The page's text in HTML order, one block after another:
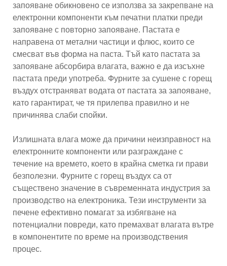
запояване обикновено се използва за закрепване на
електронни компоненти към печатни платки преди
запояване с повторно запояване. Пастата е
направена от метални частици и флюс, които се
смесват във форма на паста. Тъй като пастата за
запояване абсорбира влагата, важно е да изсъхне
пастата преди употреба. Фурните за сушене с горещ
въздух отстраняват водата от пастата за запояване,
като гарантират, че тя прилепва правилно и не
причинява слаби спойки.
Излишната влага може да причини неизправност на
електронните компоненти или разграждане с
течение на времето, което в крайна сметка ги прави
безполезни. Фурните с горещ въздух са от
съществено значение в съвременната индустрия за
производство на електроника. Тези инструменти за
печене ефективно помагат за избягване на
потенциални повреди, като премахват влагата вътре
в компонентите по време на производствения
процес.